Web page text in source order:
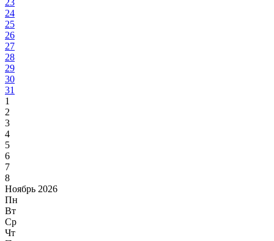
23
24
25
26
27
28
29
30
31
1
2
3
4
5
6
7
8
Ноябрь 2026
Пн
Вт
Ср
Чт